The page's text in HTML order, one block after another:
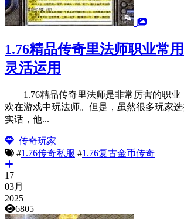
1.76精品传奇里法师职业常
灵活运用
1.76精品传奇里法师是非常厉害的职业
欢在游戏中玩法师。但是，虽然很多玩家
实话，他...
传奇玩家
#1.76传奇私服 #1.76复古金币传奇
17
03月
2025
6805